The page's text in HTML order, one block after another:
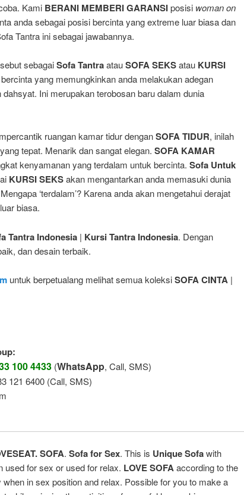
Kami BERANI MEMBERI GARANSIposisi woman on
anda sebagai posisi bercinta yang extreme luar biasa dan
Tantra ini sebagai jawabannya.
sebagaiSofa TantraatauSOFA SEKSatau KURSI
yang memungkinkan anda melakukan adegan
Ini merupakan terobosan baru dalam dunia
ruangan kamar tidur denganSOFA TIDUR, inilah
tepat. Menarik dan sangat elegan. SOFA KAMAR
kenyamanan yang terdalam untuk bercinta. Sofa Untuk
KURSI SEKSakan mengantarkan anda memasuki dunia
‘terdalam’? Karena anda akan mengetahui derajat
biasa.
Tantra Indonesia | Kursi Tantra Indonesia. Dengan
dan desain terbaik.
untuk berpetualang melihat semua koleksiSOFA CINTA |
100 4433 (WhatsApp, Call, SMS)
121 6400 (Call, SMS)
SOFA. Sofa for Sex. This is UniqueSofawith
usedfor sex or used for relax. LOVE SOFAaccording to the
when insex positionand relax. Possible foryouto makea